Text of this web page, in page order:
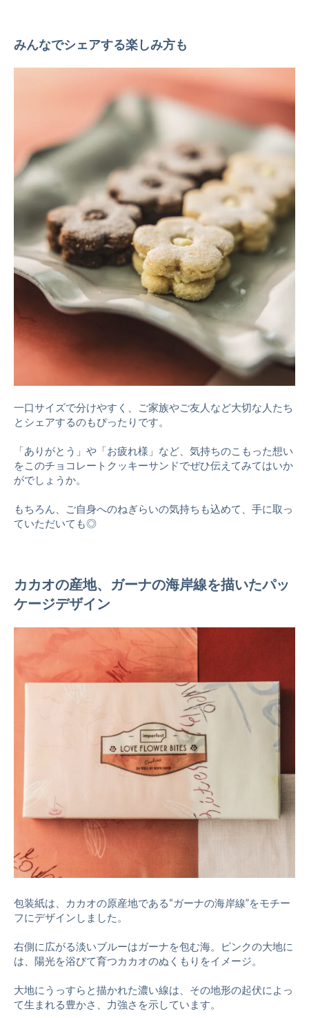
みんなでシェアする楽しみ方も
一口サイズで分けやすく、ご家族やご友人など大切な人たち
とシェアするのもぴったりです。
「ありがとう」や「お疲れ様」など、気持ちのこもった想い
をこのチョコレートクッキーサンドでぜひ伝えてみてはいか
がでしょうか。
もちろん、ご自身へのねぎらいの気持ちも込めて、手に取っ
ていただいても◎
カカオの産地、ガーナの海岸線を描いたパッ
ケージデザイン
包装紙は、カカオの原産地である“ガーナの海岸線”をモチー
フにデザインしました。
右側に広がる淡いブルーはガーナを包む海。ピンクの大地に
は、陽光を浴びて育つカカオのぬくもりをイメージ。
大地にうっすらと描かれた濃い線は、その地形の起伏によっ
て生まれる豊かさ、力強さを示しています。